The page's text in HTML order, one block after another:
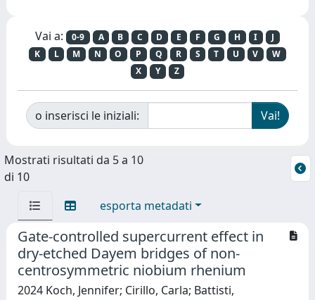
Vai a: 0-9 A B C D E F G H I
J
K
L M N O P Q R S T U V
W
X
Y Z
o inserisci le iniziali:
Mostrati risultati da 5 a 10
di 10
esporta metadati
Gate-controlled supercurrent effect in
dry-etched Dayem bridges of non-
centrosymmetric niobium rhenium
2024 Koch, Jennifer; Cirillo, Carla; Battisti,